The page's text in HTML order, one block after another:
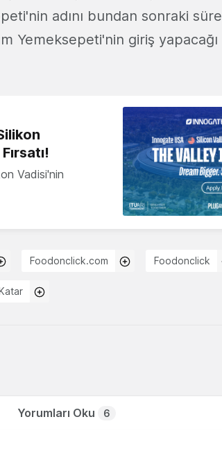
adını bundan sonraki
Yemeksepeti'nin giriş
Vadisi'nin
Foodonclick.com Foodonclick
Yorumları Oku 6